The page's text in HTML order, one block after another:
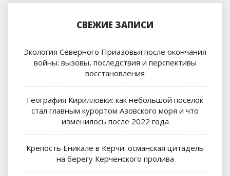
СВЕЖИЕ ЗАПИСИ
Экология Северного Приазовья после окончания
войны: вызовы, последствия и перспективы
восстановления
География Кирилловки: как небольшой поселок
стал главным курортом Азовского моря и что
изменилось после 2022 года
Крепость Еникале в Керчи: османская цитадель
на берегу Керченского пролива